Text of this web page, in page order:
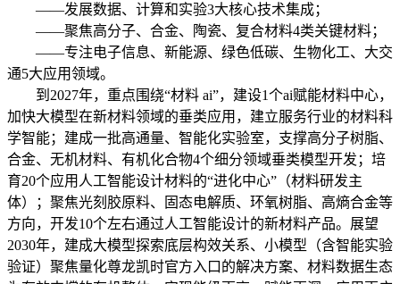
——发展数据、计算和实验3大核心技术集成；
——聚焦高分子、合金、陶瓷、复合材料4类关键材料；
——专注电子信息、新能源、绿色低碳、生物化工、大交
通5大应用领域。
到2027年，重点围绕“材料 ai”，建设1个ai赋能材料中心，
加快大模型在新材料领域的垂类应用，建立服务行业的材料科
学智能；建成一批高通量、智能化实验室，支撑高分子树脂、
合金、无机材料、有机化合物4个细分领域垂类模型开发；培
育20个应用人工智能设计材料的“进化中心”（材料研发主
体）；聚焦光刻胶原料、固态电解质、环氧树脂、高熵合金等
方向，开发10个左右通过人工智能设计的新材料产品。展望
2030年，建成大模型探索底层构效关系、小模型（含智能实验
验证）聚焦量化尊龙凯时官方入口的解决方案、材料数据生态